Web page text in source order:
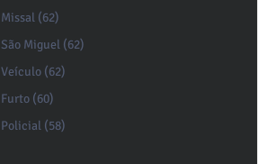
Missal (62)
São Miguel (62)
Veículo (62)
Furto (60)
Policial (58)